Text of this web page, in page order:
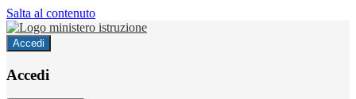
Salta al contenuto
Accedi
Accedi